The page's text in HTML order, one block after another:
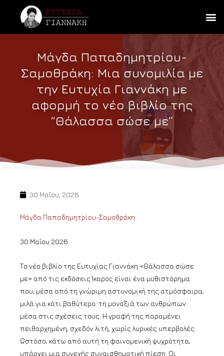
Μάγδα Παπαδημητρίου-
Σαμοθράκη: Μια συνομιλία με
την Ευτυχία Γιαννάκη με
αφορμή το νέο βιβλίο της
“Θάλασσα σώσε με”
30 Μαΐου, 2026
Μάγδα Παπαδημητρίου-Σαμοθράκη
30 Μαΐου 2026
Το νέο βιβλίο της Ευτυχίας Γιαννάκη «Θάλασσα σώσε
με» από τις εκδόσεις Ίκαρος είναι ένα μυθιστόρημα
που, μέσα από τη γνώριμη αστυνομική της ατμόσφαιρα,
μιλά για κάτι βαθύτερο: τη μοναξιά των ανθρώπων
μέσα στις σχέσεις τους. Η γραφή της παραμένει
πειθαρχημένη, σχεδόν λιτή, χωρίς λυρικές υπερβολές.
Ωστόσο, κάτω από αυτή τη φαινομενική ψυχρότητα,
υπάρχει μια συνεχής συναισθηματική πίεση. Οι